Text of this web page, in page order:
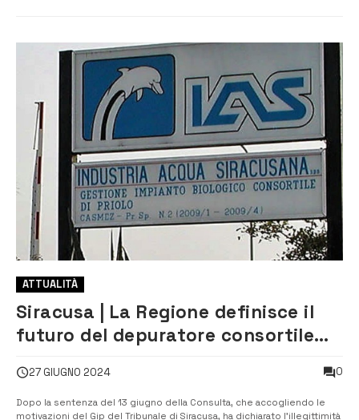
ATTUALITÀ
Siracusa | La Regione definisce il
futuro del depuratore consortile
27 GIUGNO 2024 0
Dopo la sentenza del 13 giugno della Consulta, che accogliendo le
motivazioni del Gip del Tribunale di Siracusa, ha dichiarato l’illegittimità